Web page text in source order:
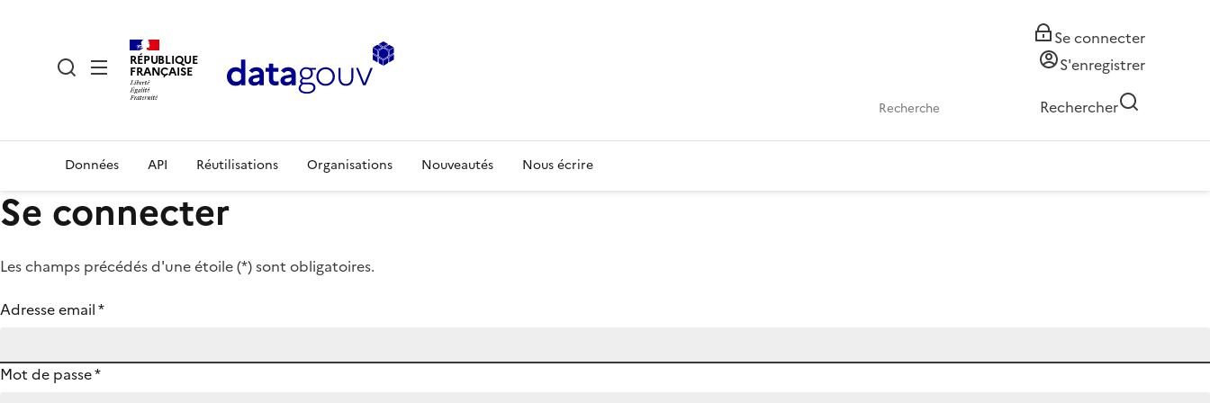
RÉPUBLIQUE
FRANÇAISE
Se connecter
S'enregistrer
Rechercher
Données API Réutilisations Organisations Nouveautés Nous écrire
Se connecter
Les champs précédés d'une étoile (*) sont obligatoires.
Adresse email*
Mot de passe*